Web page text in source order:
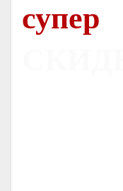
супер